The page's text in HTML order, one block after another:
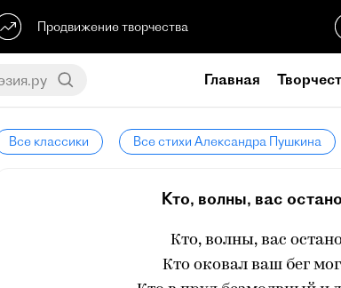
Продвижение творчества
Главная
Все классики Все стихи Александра Пушкина
Кто, волны, вас
Кто, волны, вас
Кто оковал ваш бег